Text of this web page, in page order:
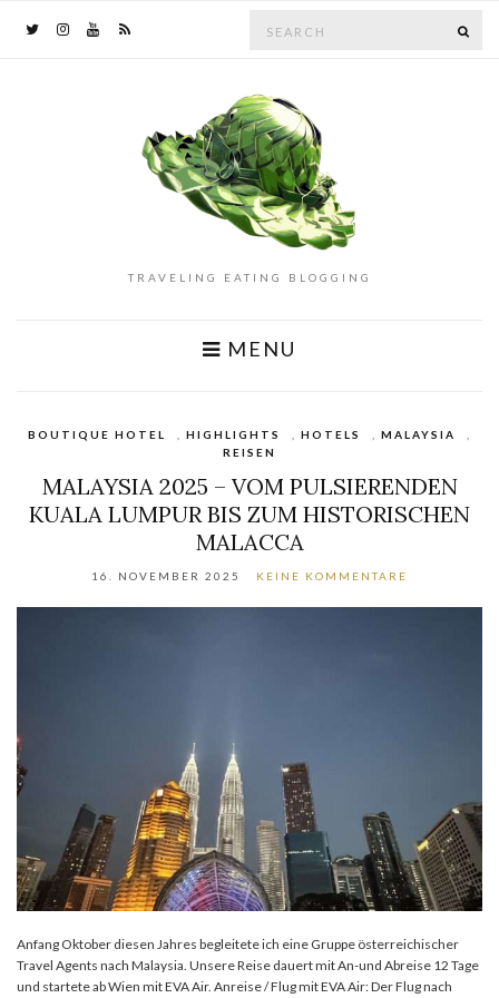
for:
TRAVELING EATING BLOGGING
MENU
BOUTIQUE HOTEL HIGHLIGHTS HOTELS MALAYSIA
REISEN
MALAYSIA 2025 – VOM PULSIERENDEN
KUALA LUMPUR BIS ZUM HISTORISCHEN
MALACCA
16. NOVEMBER 2025 KEINE KOMMENTARE
Anfang Oktober diesen Jahres begleitete ich eine Gruppe österreichischer
Travel Agents nach Malaysia. Unsere Reise dauert mit An-und Abreise 12 Tage
und startete ab Wien mit EVA Air. Anreise / Flug mit EVA Air: Der Flug nach